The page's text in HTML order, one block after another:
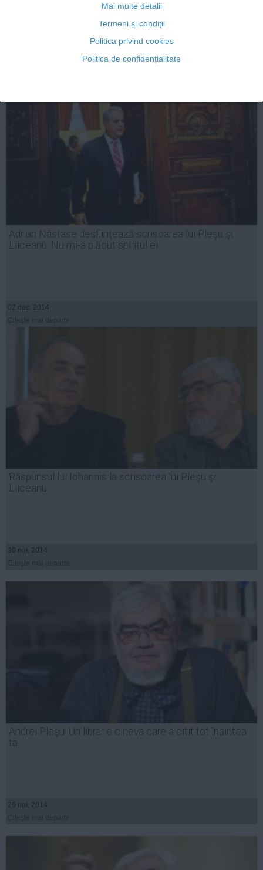
Mai multe detalii
Termeni și condiții
Politica privind cookies
Politica de confidențialitate
Adrian Năstase desfiinţează scrisoarea lui Pleşu şi
Liiceanu: Nu mi-a plăcut spiritul ei
02 dec, 2014
Răspunsul lui Iohannis la scrisoarea lui Pleşu şi
Liiceanu
30 noi, 2014
Andrei Pleşu: Un librar e cineva care a citit tot înaintea
ta
26 noi, 2014